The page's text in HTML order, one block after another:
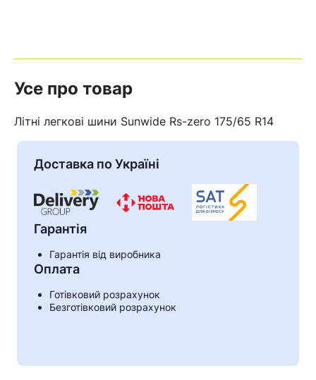
Кошик
Ваш номер надіслано.
Усе про товар
Літні легкові шини Sunwide Rs-zero 175/65 R14
Доставка по Україні
Гарантія
Гарантія від виробника
Оплата
Готівковий розрахунок
Безготівковий розрахунок